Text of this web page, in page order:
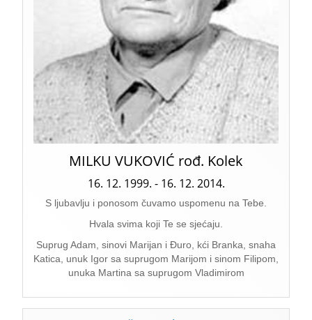
MILKU VUKOVIĆ rođ. Kolek
16. 12. 1999. - 16. 12. 2014.
S ljubavlju i ponosom čuvamo uspomenu na Tebe.
Hvala svima koji Te se sjećaju.
Suprug Adam, sinovi Marijan i Đuro, kći Branka, snaha
Katica, unuk Igor sa suprugom Marijom i sinom Filipom,
unuka Martina sa suprugom Vladimirom